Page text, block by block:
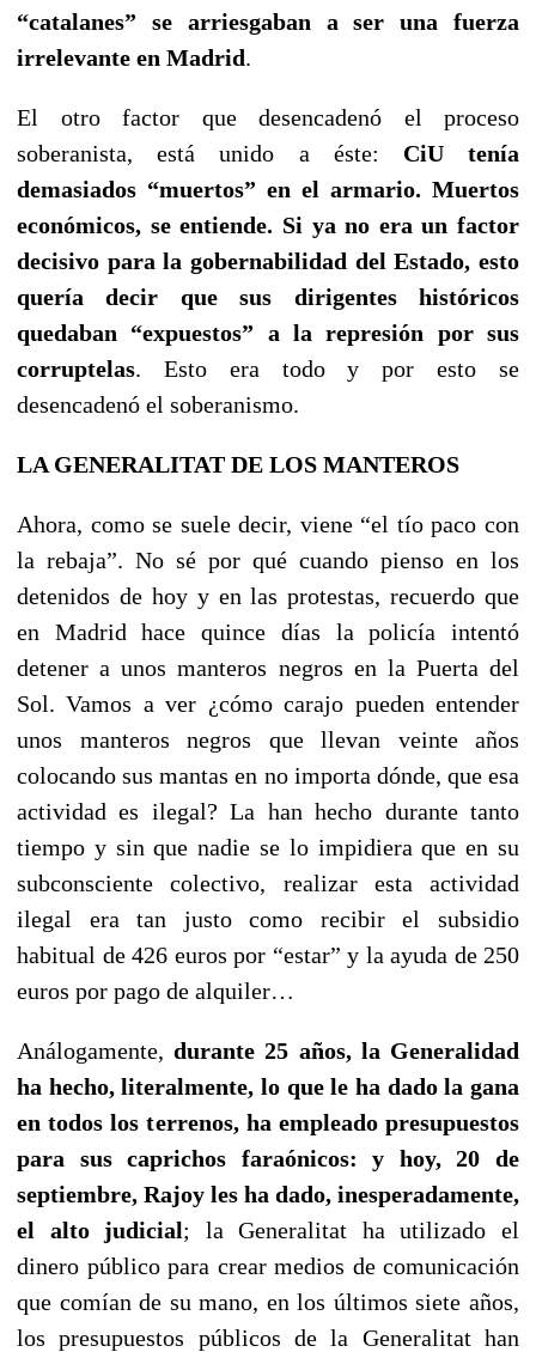
“catalanes” se arriesgaban a ser una fuerza
irrelevante en Madrid.
El otro factor que desencadenó el proceso
soberanista, está unido a éste: CiU tenía
demasiados “muertos” en el armario. Muertos
económicos, se entiende. Si ya no era un factor
decisivo para la gobernabilidad del Estado, esto
quería decir que sus dirigentes históricos
quedaban “expuestos” a la represión por sus
corruptelas. Esto era todo y por esto se
desencadenó el soberanismo.
LA GENERALITAT DE LOS MANTEROS
Ahora, como se suele decir, viene “el tío paco con
la rebaja”. No sé por qué cuando pienso en los
detenidos de hoy y en las protestas, recuerdo que
en Madrid hace quince días la policía intentó
detener a unos manteros negros en la Puerta del
Sol. Vamos a ver ¿cómo carajo pueden entender
unos manteros negros que llevan veinte años
colocando sus mantas en no importa dónde, que esa
actividad es ilegal? La han hecho durante tanto
tiempo y sin que nadie se lo impidiera que en su
subconsciente colectivo, realizar esta actividad
ilegal era tan justo como recibir el subsidio
habitual de 426 euros por “estar” y la ayuda de 250
euros por pago de alquiler…
Análogamente,durante 25 años, la Generalidad
ha hecho, literalmente, lo que le ha dado la gana
en todos los terrenos, ha empleado presupuestos
para sus caprichos faraónicos: y hoy, 20 de
septiembre, Rajoy les ha dado, inesperadamente,
el alto
judicial; la Generalitat ha utilizado el
dinero público para crear medios de comunicación
que comían de su mano, en los últimos siete años,
los presupuestos públicos de la Generalitat han